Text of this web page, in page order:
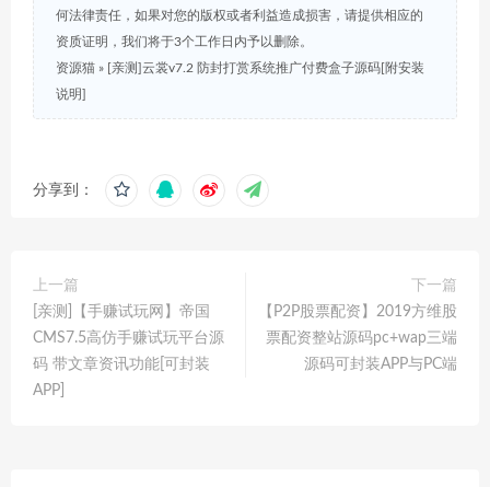
何法律责任，如果对您的版权或者利益造成损害，请提供相应的
资质证明，我们将于3个工作日内予以删除。
资源猫 » [亲测]云裳v7.2 防封打赏系统推广付费盒子源码[附安装
说明]
分享到：
上一篇
[亲测]【手赚试玩网】帝国
CMS7.5高仿手赚试玩平台源
码 带文章资讯功能[可封装
APP]
下一篇
【P2P股票配资】2019方维股
票配资整站源码pc+wap三端
源码可封装APP与PC端